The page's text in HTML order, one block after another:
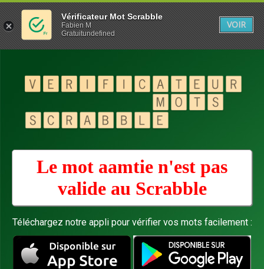
Le mot aamtie n'est pas
valide au Scrabble
Téléchargez notre appli pour vérifier vos mots facilement :
Vérificateur Mot Scrabble
Fabien M
Gratuitundefined
VOIR